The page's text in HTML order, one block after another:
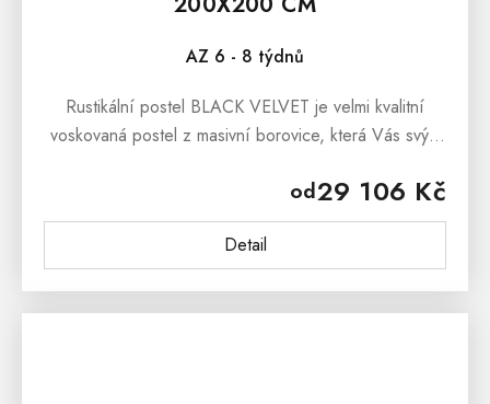
AZ 6 - 8 týdnů
od29 106 Kč
Detail
Rustikální postel BLACK VELVET je velmi kvalitní
voskovaná postel z masivní borovice, která Vás svým
venkovského prostředí a vzpomínek...